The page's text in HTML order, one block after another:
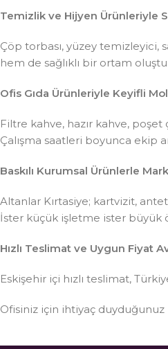
Temizlik ve Hijyen Ürünleriyle
Çöp torbası, yüzey temizleyici,
hem de sağlıklı bir ortam
Ofis Gıda Ürünleriyle Keyifli
Filtre kahve, hazır kahve, poşet
Çalışma saatleri boyunca ekip
Baskılı Kurumsal Ürünlerle
Altanlar Kırtasiye; kartvizit,
İster küçük işletme ister büyük
Hızlı Teslimat ve Uygun Fiyat
Eskişehir içi hızlı teslimat,
Ofisiniz için ihtiyaç